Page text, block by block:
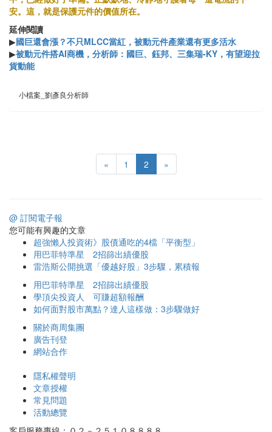
安。這，就是保護元件的價值所在。
延伸閱讀
▶國巨還會漲？不只MLCC當紅，被動元件產業還有更多活水
▶被動元件搭AI商機，分析師：國巨、鈺邦、三集瑞-KY，有望迎拉
貨動能
小檔案_劉彥良分析師
« 1 2 »
@ 訂閱電子報
您可能有興趣的文章
超強懶人投資術》股債通吃的4檔「平衡型」
用巴菲特準星 2招篩出績優股
雷浩斯公開挑選「優越好股」3步驟，累積報
用巴菲特準星 2招篩出績優股
學頂尖投資人 可賺超額報酬
如何面對股市萬點？達人這樣做：3步驟做好
關於商周集團
廣告刊登
網站合作
隱私權聲明
文章授權
常見問題
活動總覽